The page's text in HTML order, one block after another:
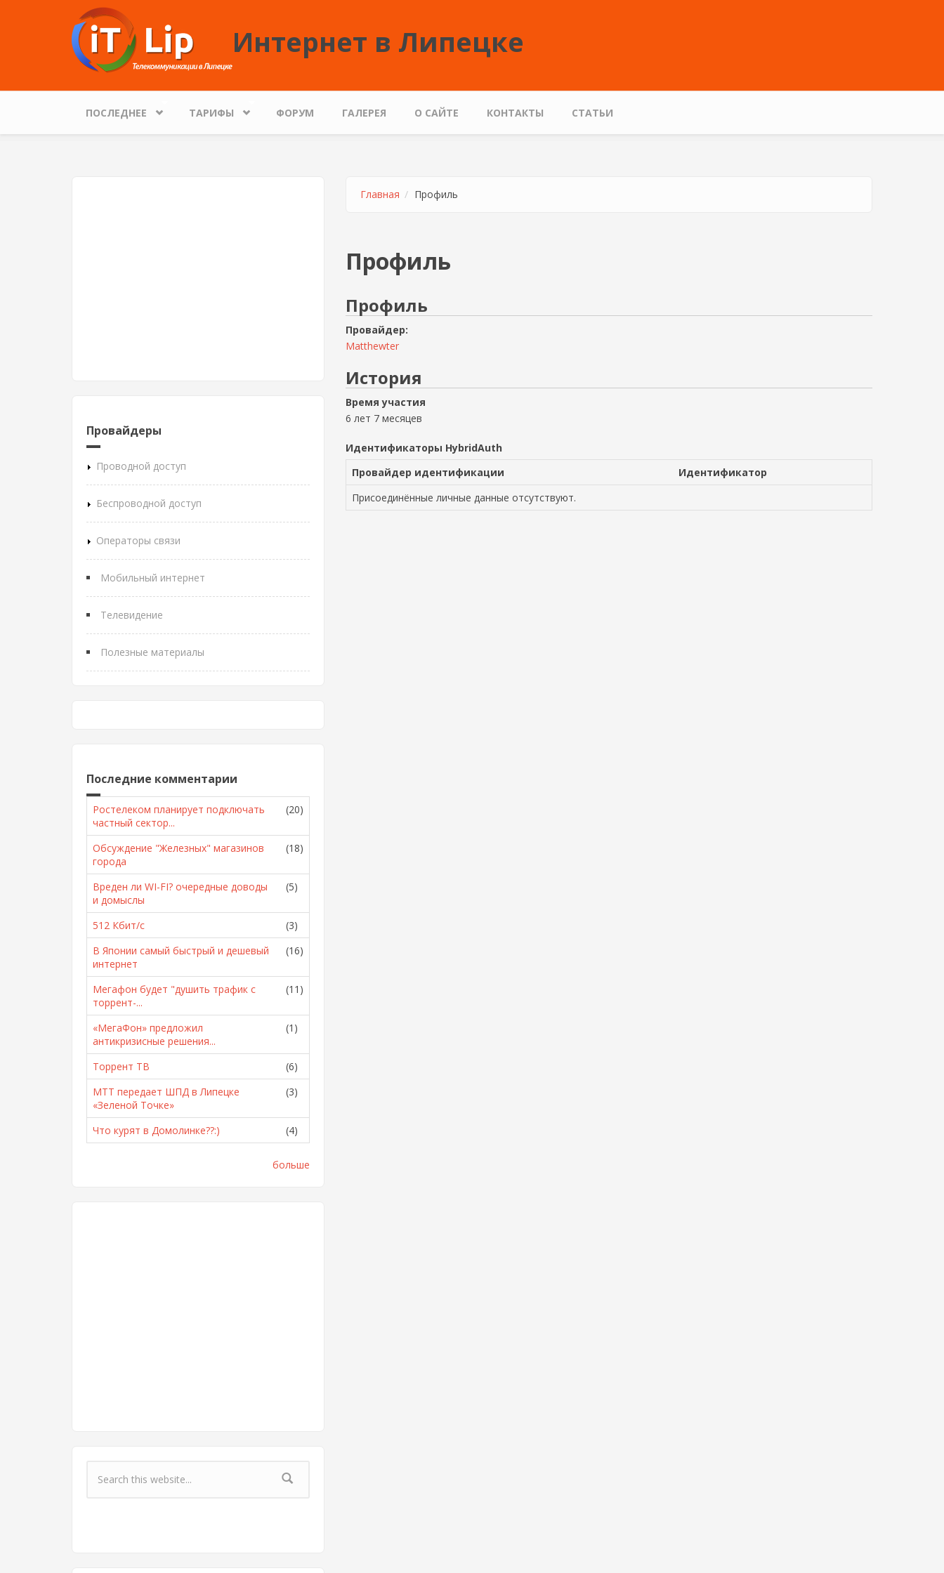
Перейти к основному содержанию
Интернет в Липецке
ПОСЛЕДНЕЕ ТАРИФЫ ФОРУМ ГАЛЕРЕЯ О САЙТЕ КОНТАКТЫ СТАТЬИ
Провайдеры
Проводной доступ
Беспроводной доступ
Операторы связи
Мобильный интернет
Телевидение
Полезные материалы
Последние комментарии
Ростелеком планирует подключать
частный сектор...
(20)
Обсуждение "Железных" магазинов
города
(18)
Вреден ли WI-FI? очередные доводы
и домыслы
(5)
512 Кбит/с
(3)
В Японии самый быстрый и дешевый
интернет
(16)
Мегафон будет "душить трафик с
торрент-...
(11)
«МегаФон» предложил
антикризисные решения...
(1)
Торрент ТВ
(6)
МТТ передает ШПД в Липецке
«Зеленой Точке»
(3)
Что курят в Домолинке??:) (4)
больше
Форма поиска
Главная Профиль
Профиль
Профиль
Провайдер:
Matthewter
История
Время участия
6 лет 7 месяцев
Идентификаторы HybridAuth
Провайдер идентификации
Идентификатор
Присоединённые личные данные отсутствуют.